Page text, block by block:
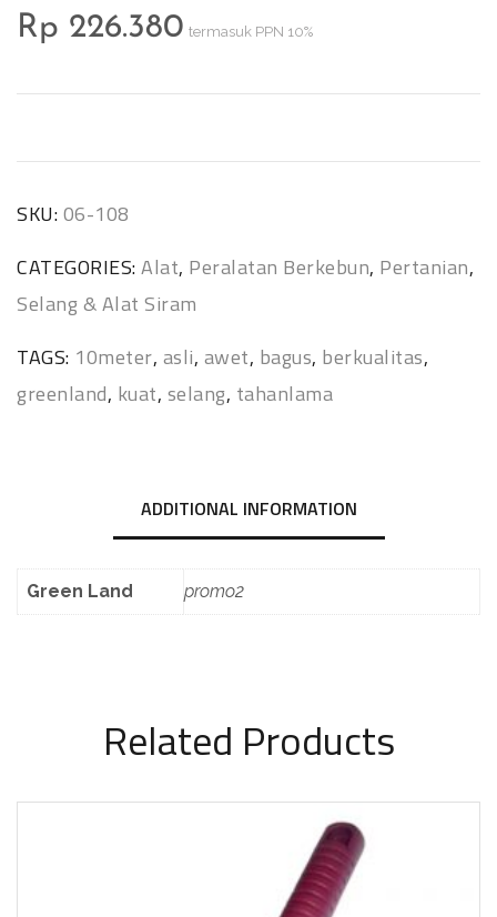
Rp 226.380 termasuk PPN 10%
SKU:06-108
CATEGORIES:Alat, Peralatan Berkebun, Pertanian,
Selang & Alat Siram
TAGS: 10meter, asli, awet, bagus, berkualitas,
greenland, kuat, selang, tahanlama
ADDITIONAL INFORMATION
Green Land promo2
Related Products